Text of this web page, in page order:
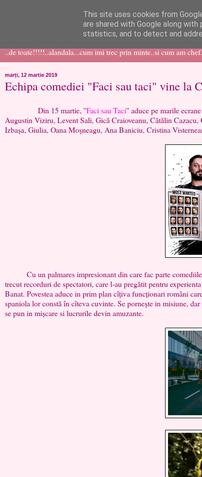
like ?...or not!
..de toate!!!!!..alandala...cum imi trec prin minte..si cum am
marți, 12 martie 2019
Echipa comediei "Faci sau taci" vine la
Din 15 martie, ''Faci sau Taci'' aduce pe marile
Augustin Viziru, Levent Sali, Gică Craioveanu, Cătălin
Izbașa, Giulia, Oana Moșneagu, Ana Baniciu, Cristina
Cu un palmares impresionant din care fac parte
trecut recorduri de spectatori, care l-au pregătit pentru
Banat. Povestea aduce in prim plan cîțiva funcționari români
spaniola lor constă în cîteva cuvinte. Se pornește in misiune,
se pun in mișcare si lucrurile devin amuzante.
This site uses cookies from
are shared with Google along
statistics, and to detect and